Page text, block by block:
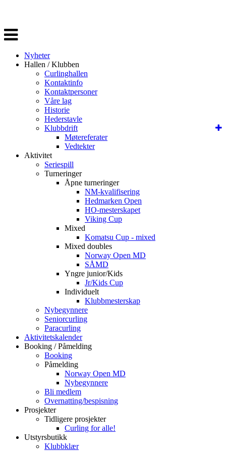
Veksle
navigasjon
Nyheter
Hallen / Klubben
Curlinghallen
Kontaktinfo
Kontaktpersoner
Våre lag
Historie
Hederstavle
Klubbdrift
Møtereferater
Vedtekter
Aktivitet
Seriespill
Turneringer
Åpne turneringer
NM-kvalifisering
Hedmarken Open
HO-mesterskapet
Viking Cup
Mixed
Komatsu Cup - mixed
Mixed doubles
Norway Open MD
SÅMD
Yngre junior/Kids
Jr/Kids Cup
Individuelt
Klubbmesterskap
Nybegynnere
Seniorcurling
Paracurling
Aktivitetskalender
Booking / Påmelding
Booking
Påmelding
Norway Open MD
Nybegynnere
Bli medlem
Overnatting/bespisning
Prosjekter
Tidligere prosjekter
Curling for alle!
Utstyrsbutikk
Klubbklær